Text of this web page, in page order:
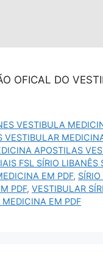
OFICAL DO
VESTIBULA
VESTIBULAR
APOSTILAS
FSL SÍRIO
EM PDF,
PDF, VESTIBULAR
EM PDF